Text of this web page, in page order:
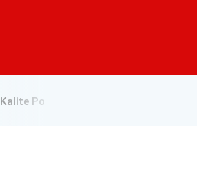
Kalite Politikamız